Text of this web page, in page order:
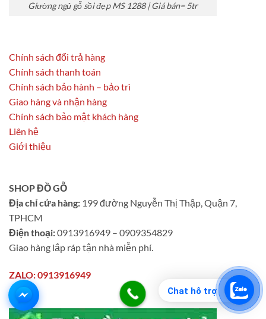
Chat hỗ trợ
Giường ngủ gỗ sồi đẹp MS 1288 | Giá bán= 5tr
Chính sách đổi trả hàng
Chính sách thanh toán
Chính sách bảo hành – bảo trì
Giao hàng và nhận hàng
Chính sách bảo mật khách hàng
Liên hệ
Giới thiệu
SHOP ĐỒ GỖ
Địa chỉ cửa hàng: 199 đường Nguyễn Thị Thập, Quận 7,
TPHCM
Điện thoại:0913916949 – 0909354829
Giao hàng lắp ráp tận nhà miễn phí.
ZALO: 0913916949